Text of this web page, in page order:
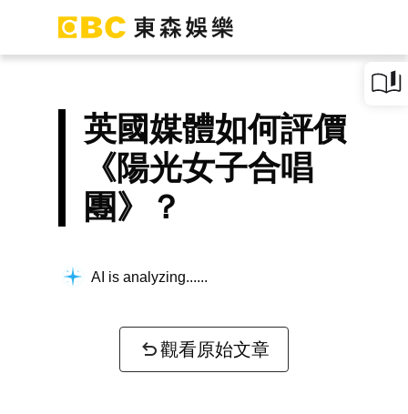
英國媒體如何評價
《陽光女子合唱
團》？
AI is analyzing...
觀看原始文章